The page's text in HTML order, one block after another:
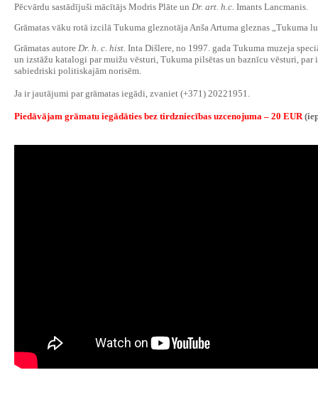
Pēcvārdu sastādījuši mācītājs Modris Plāte un Dr. art. h.c. Imants Lancmanis.
Grāmatas vāku rotā izcilā Tukuma gleznotāja Anša Artuma gleznas „Tukuma
Grāmatas autore Dr. h. c. hist. Inta Dišlere, no 1997. gada Tukuma muzeja
un izstāžu katalogi par muižu vēsturi, Tukuma pilsētas un baznīcu vēsturi,
sabiedriski politiskajām norisēm.
Ja ir jautājumi par grāmatas iegādi, zvaniet (+371) 20221951.
Piedāvājam grāmatu iegādāties bez tirdzniecības uzcenojuma – 20 EUR